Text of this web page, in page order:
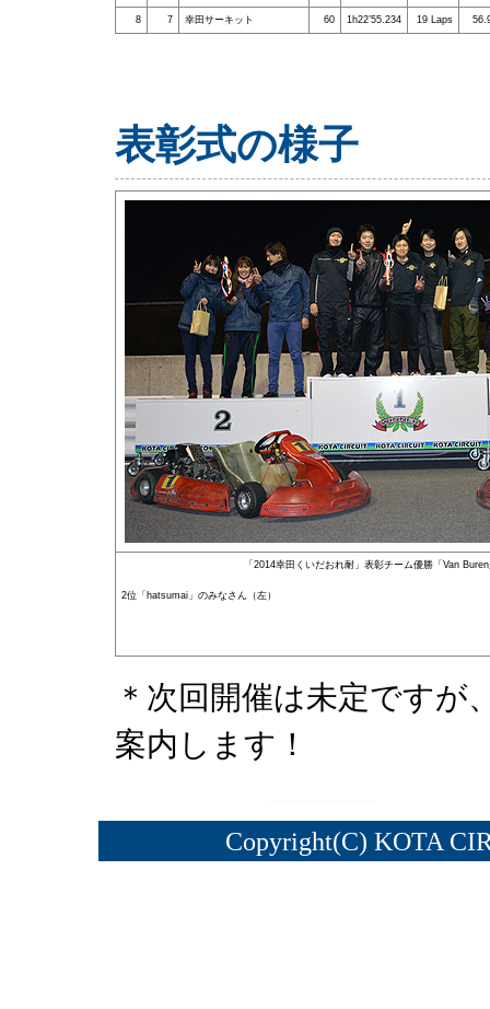
8 7 幸田サーキット 60 1h22’55.234 19 Laps
表彰式の様子
「2014幸田くいだおれ耐」表彰チーム優勝「Van
2位「hatsumai」のみなさん（左）
＊次回開催は未定です
案内します！
Copyright(C) KOTA